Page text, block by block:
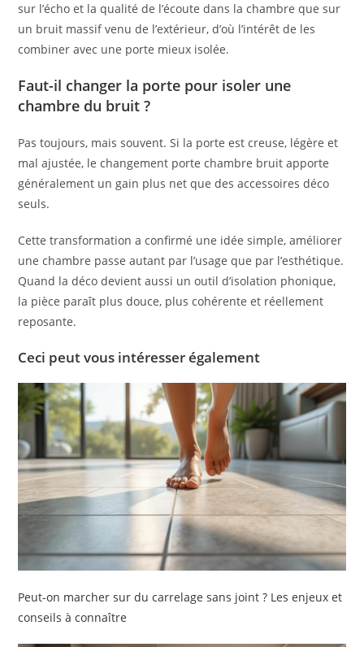
sur l’écho et la qualité de l’écoute dans la chambre que sur
un bruit massif venu de l’extérieur, d’où l’intérêt de les
combiner avec une porte mieux isolée.
Faut-il changer la porte pour isoler une
chambre du bruit ?
Pas toujours, mais souvent. Si la porte est creuse, légère et
mal ajustée, le changement porte chambre bruit apporte
généralement un gain plus net que des accessoires déco
seuls.
Cette transformation a confirmé une idée simple, améliorer
une chambre passe autant par l’usage que par l’esthétique.
Quand la déco devient aussi un outil d’isolation phonique,
la pièce paraît plus douce, plus cohérente et réellement
reposante.
Ceci peut vous intéresser également
Peut-on marcher sur du carrelage sans joint ? Les enjeux et
conseils à connaître